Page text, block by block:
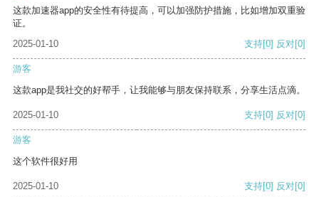
这款加速器app的安全性有待提高，可以加强防护措施，比如增加双重验
证。
2025-01-10
支持[0] 反对[0]
游客
这款app是我社交的好帮手，让我能够与朋友保持联系，分享生活点滴。
2025-01-10 支持[0] 反对[0]
游客
这个软件很好用
2025-01-10 支持[0] 反对[0]